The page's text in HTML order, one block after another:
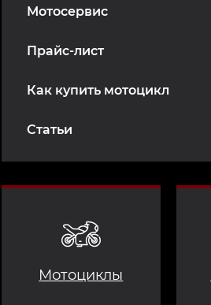
Мотосервис
Прайс-лист
Как купить мотоцикл
Статьи
Мотоциклы